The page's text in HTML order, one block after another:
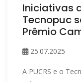
Iniciativas
Tecnopuc
Prêmio
25.07.2025
A PUCRS e o